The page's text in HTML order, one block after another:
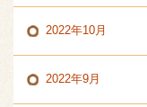
2022年10月
2022年9月